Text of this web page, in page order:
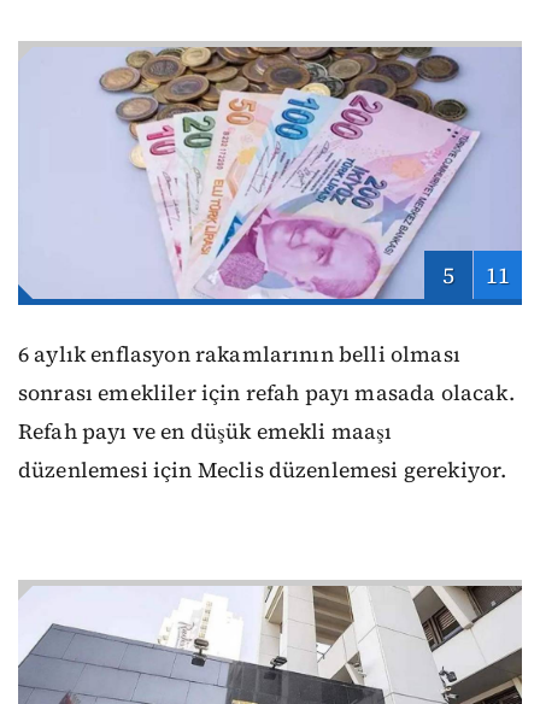
5 11
6 aylık enflasyon rakamlarının belli olması
sonrası emekliler için refah payı masada olacak.
Refah payı ve en düşük emekli maaşı
düzenlemesi için Meclis düzenlemesi gerekiyor.